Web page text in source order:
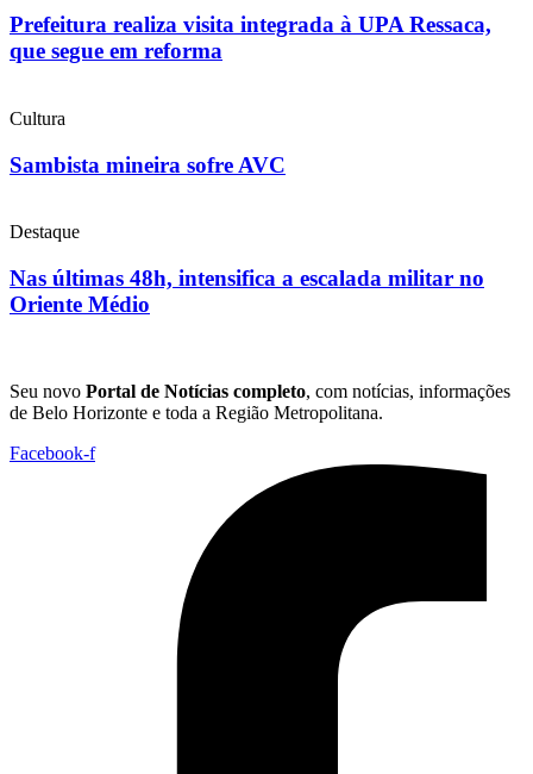
Prefeitura realiza visita integrada à UPA Ressaca,
que segue em reforma
Cultura
Sambista mineira sofre AVC
Destaque
Nas últimas 48h, intensifica a escalada militar no
Oriente Médio
Seu novo Portal de Notícias completo, com notícias, informações
de Belo Horizonte e toda a Região Metropolitana.
Facebook-f